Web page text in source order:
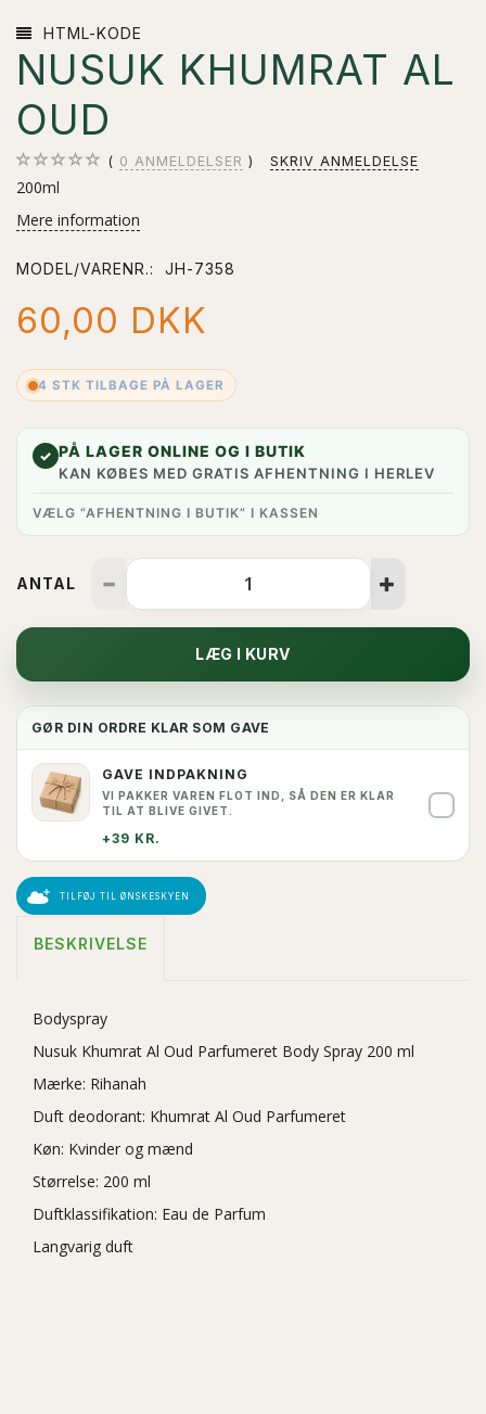
HTML-KODE
NUSUK KHUMRAT AL
OUD
0 ANMELDELSER SKRIV ANMELDELSE
200ml
Mere information
MODEL/VARENR.: JH-7358
60,00 DKK
4 STK TILBAGE PÅ LAGER
✓ PÅ LAGER ONLINE OG I BUTIK
KAN KØBES MED GRATIS AFHENTNING I HERLEV
VÆLG “AFHENTNING I BUTIK” I KASSEN
ANTAL
LÆG I KURV
GØR DIN ORDRE KLAR SOM GAVE
GAVE INDPAKNING
VI PAKKER VAREN FLOT IND, SÅ DEN ER KLAR
TIL AT BLIVE GIVET.
+39 KR.
TILFØJ TIL ØNSKESKYEN
BESKRIVELSE
Bodyspray
Nusuk Khumrat Al Oud Parfumeret Body Spray 200 ml
Mærke: Rihanah
Duft deodorant: Khumrat Al Oud Parfumeret
Køn: Kvinder og mænd
Størrelse: 200 ml
Duftklassifikation: Eau de Parfum
Langvarig duft